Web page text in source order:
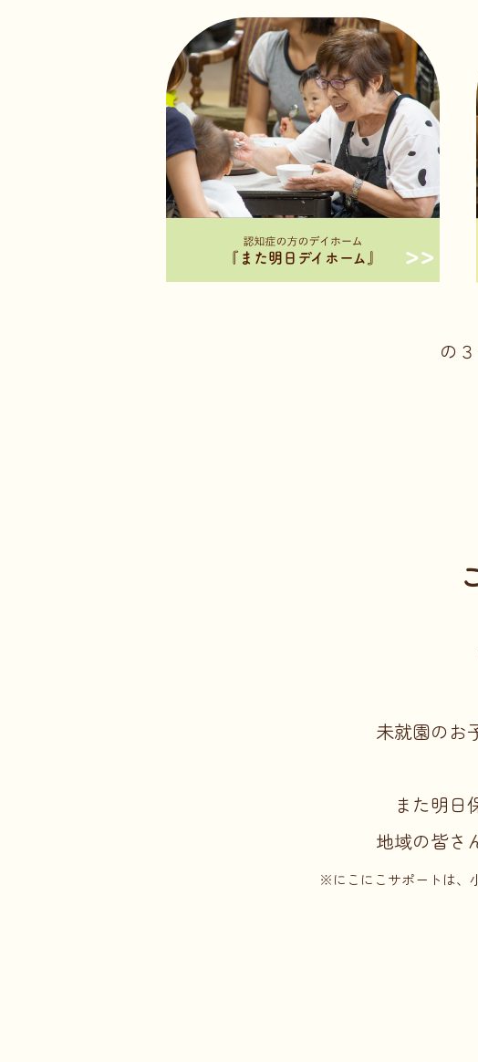
の
未就園のお
また明日
地域の皆さ
※にこにこサポートは、